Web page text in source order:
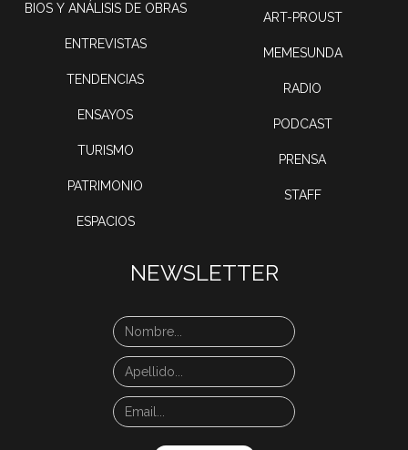
BIOS Y ANÁLISIS DE OBRAS
ENTREVISTAS
TENDENCIAS
ENSAYOS
TURISMO
PATRIMONIO
ESPACIOS
ART-PROUST
MEMESUNDA
RADIO
PODCAST
PRENSA
STAFF
NEWSLETTER